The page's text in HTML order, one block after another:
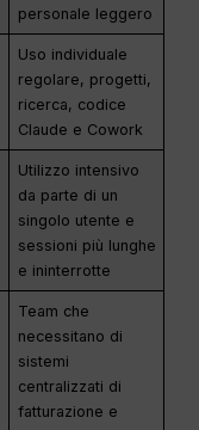
personale leggero
Uso individuale
regolare, progetti,
ricerca, codice
Claude e Cowork
Utilizzo intensivo
da parte di un
singolo utente e
sessioni più lunghe
e ininterrotte
Team che
necessitano di
sistemi
centralizzati di
fatturazione e